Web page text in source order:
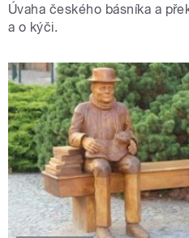
Úvaha českého básníka a
a o kýči.